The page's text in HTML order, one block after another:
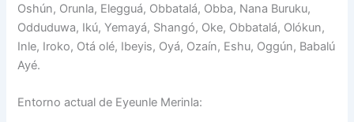
Oshún, Orunla, Elegguá, Obbatalá, Obba, Nana Buruku,
Odduduwa, Ikú, Yemayá, Shangó, Oke, Obbatalá, Olókun,
Inle, Iroko, Otá olé, Ibeyis, Oyá, Ozaín, Eshu, Oggún, Babalú
Ayé.
Entorno actual de Eyeunle Merinla: